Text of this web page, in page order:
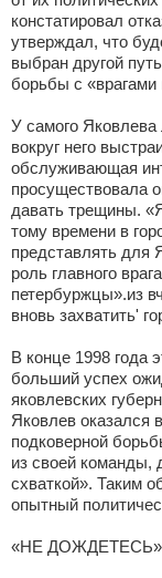
констатировал
утверждал, что
выбран другой
борьбы с «врагами
У самого Яковлева
вокруг него
обслуживающая
просуществовала
давать трещины.
тому времени в
представлять для
роль главного
петербуржцы».из
вновь захватить'
В конце 1998 года
больший успех
яковлевских
Яковлев оказался
подковерной
из своей команды,
схваткой». Таким
опытный
«НЕ ДОЖДЕТЕСЬ»